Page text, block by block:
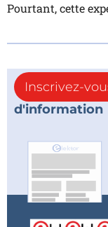
Pourtant, cette
Inscrivez-
d'information